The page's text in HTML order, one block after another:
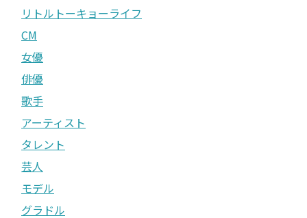
リトルトーキョーライフ
CM
女優
俳優
歌手
アーティスト
タレント
芸人
モデル
グラドル